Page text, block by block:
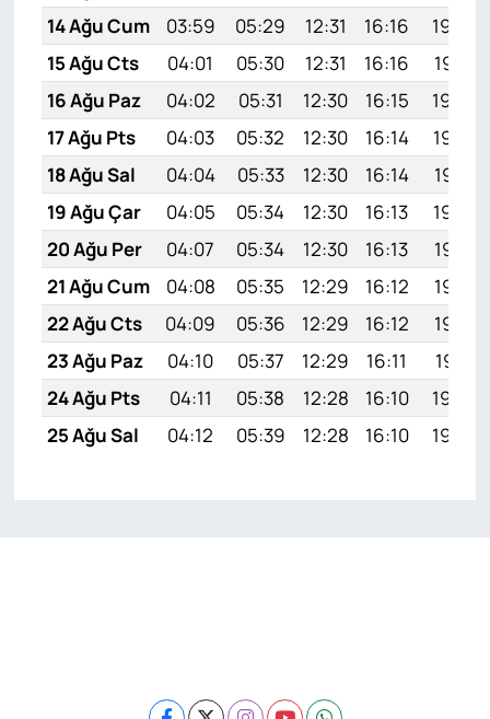
14 Ağu Cum
03:59 05:29 12:31 16:16
19:22
15 Ağu Cts
04:01 05:30 12:31 16:16
19:21
16 Ağu Paz
04:02 05:31 12:30 16:15
19:20
17 Ağu Pts
04:03 05:32 12:30 16:14
19:19
18 Ağu Sal
04:04 05:33 12:30 16:14
19:17
19 Ağu Çar
04:05 05:34 12:30 16:13
19:16
20 Ağu Per
04:07 05:34 12:30 16:13
19:15
21 Ağu Cum
04:08 05:35 12:29 16:12
19:13
22 Ağu Cts
04:09 05:36 12:29 16:12
19:12
23 Ağu Paz
04:10 05:37 12:29 16:11
19:11
24 Ağu Pts
04:11 05:38 12:28 16:10
19:09
25 Ağu Sal
04:12 05:39 12:28 16:10 19:08